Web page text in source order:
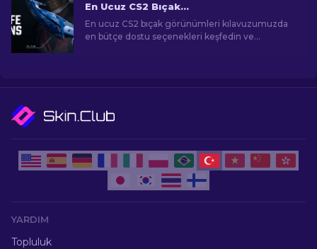
En Ucuz CS2 Bıçak Görünümleri [2026]
En ucuz CS2 bıçak görünümleri kılavuzumuzda
en bütçe dostu seçenekleri keşfedin ve
YARDIM
Topluluk